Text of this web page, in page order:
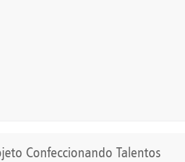
Confeccionando Talentos